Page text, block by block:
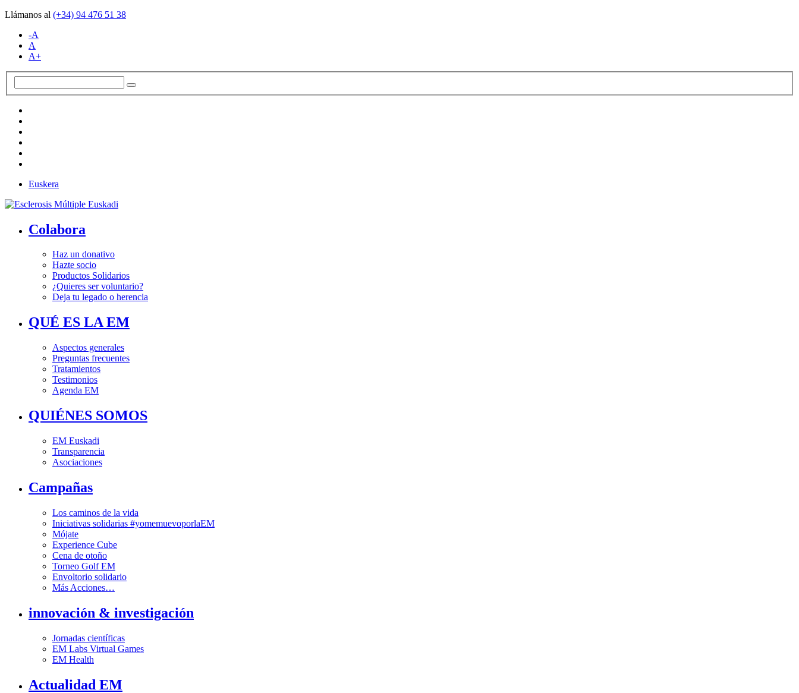
Llámanos al (+34) 94 476 51 38
-A
A
A+
Euskera
Colabora
Haz un donativo
Hazte socio
Productos Solidarios
¿Quieres ser voluntario?
Deja tu legado o herencia
QUÉ ES LA EM
Aspectos generales
Preguntas frecuentes
Tratamientos
Testimonios
Agenda EM
QUIÉNES SOMOS
EM Euskadi
Transparencia
Asociaciones
Campañas
Los caminos de la vida
Iniciativas solidarias #yomemuevoporlaEM
Mójate
Experience Cube
Cena de otoño
Torneo Golf EM
Envoltorio solidario
Más Acciones…
innovación & investigación
Jornadas científicas
EM Labs Virtual Games
EM Health
Actualidad EM